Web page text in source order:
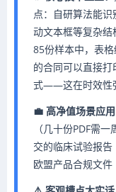
点：自研算法能
动文本框等复杂
85份样本中，表
的合同可以直接
式——这在时效性
💼 高净值场景应用
（几十份PDF需
交的临床试验报
欧盟产品合规文件